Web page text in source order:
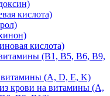
кислота)
кислота)
(B1, B5, B6, В9,
(A, D, E, K)
крови на витамины (A,